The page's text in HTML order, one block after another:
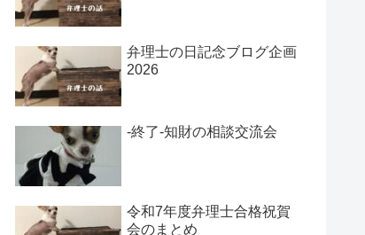
弁理士の日記念ブログ企画
2026
-終了-知財の相談交流会
令和7年度弁理士合格祝賀
会のまとめ